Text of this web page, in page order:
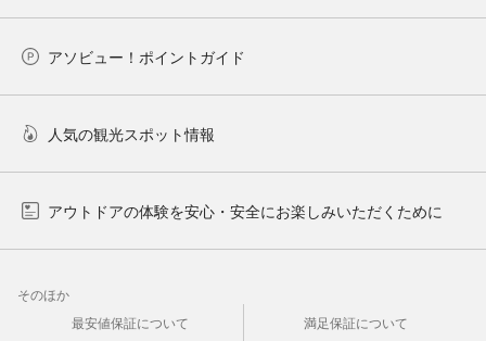
アソビュー！ポイントガイド
人気の観光スポット情報
アウトドアの体験を安心・安全にお楽しみいただくために
そのほか
最安値保証について
満足保証について